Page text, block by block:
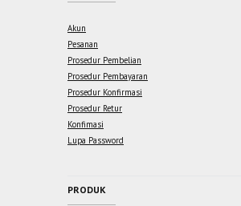
Akun
Pesanan
Prosedur Pembelian
Prosedur Pembayaran
Prosedur Konfirmasi
Prosedur Retur
Konfimasi
Lupa Password
PRODUK